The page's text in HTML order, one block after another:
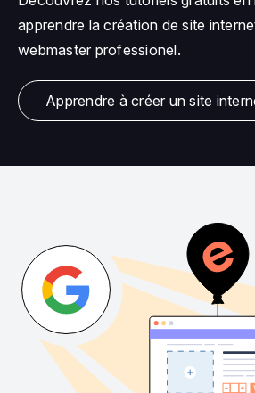
apprendre la création de site
webmaster professionel.
Apprendre à créer un site